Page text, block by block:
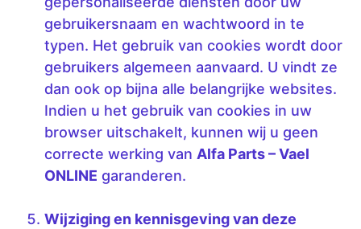
gebruikersnaam en wachtwoord in te
typen. Het gebruik van cookies wordt door
gebruikers algemeen aanvaard. U vindt ze
dan ook op bijna alle belangrijke websites.
Indien u het gebruik van cookies in uw
browser uitschakelt, kunnen wij u geen
correcte werking van Alfa Parts – Vael
ONLINE garanderen.
Wijziging en kennisgeving van deze